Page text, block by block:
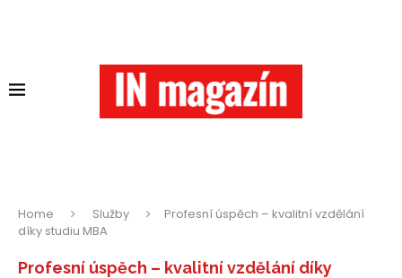
Home Služby
Profesní úspěch – kvalitní vzdělání
díky studiu MBA
Profesní úspěch – kvalitní vzdělání díky